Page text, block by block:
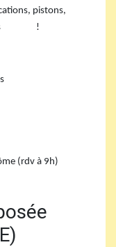
pistons,
!
(rdv à 9h)
)